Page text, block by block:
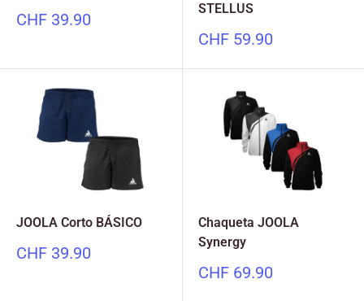
Precio
CHF 39.90
STELLUS
Precio
CHF 59.90
JOOLA Corto BÁSICO
Precio
CHF 39.90
Chaqueta JOOLA
Synergy
Precio
CHF 69.90